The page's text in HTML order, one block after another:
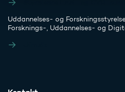
Uddannelses- og
Forsknings-, Uddannelses- og